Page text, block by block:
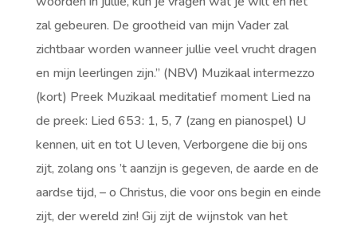
zal gebeuren. De grootheid van mijn Vader zal
zichtbaar worden wanneer jullie veel vrucht dragen
en mijn leerlingen zijn.” (NBV) Muzikaal intermezzo
(kort) Preek Muzikaal meditatief moment Lied na
de preek: Lied 653: 1, 5, 7 (zang en pianospel) U
kennen, uit en tot U leven, Verborgene die bij ons
zijt, zolang ons ’t aanzijn is gegeven, de aarde en de
aardse tijd, – o Christus, die voor ons begin en einde
zijt, der wereld zin! Gij zijt de wijnstok van het